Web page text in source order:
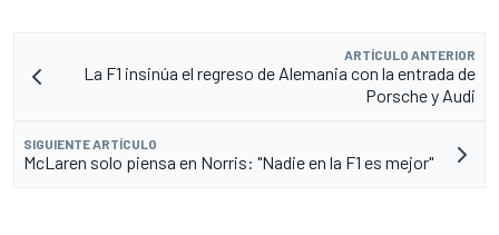
ARTÍCULO ANTERIOR
La F1 insinúa el regreso de Alemania con la entrada de
Porsche y Audi
SIGUIENTE ARTÍCULO
McLaren solo piensa en Norris: "Nadie en la F1 es mejor"